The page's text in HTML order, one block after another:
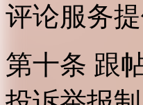
评论服务
第十条 跟